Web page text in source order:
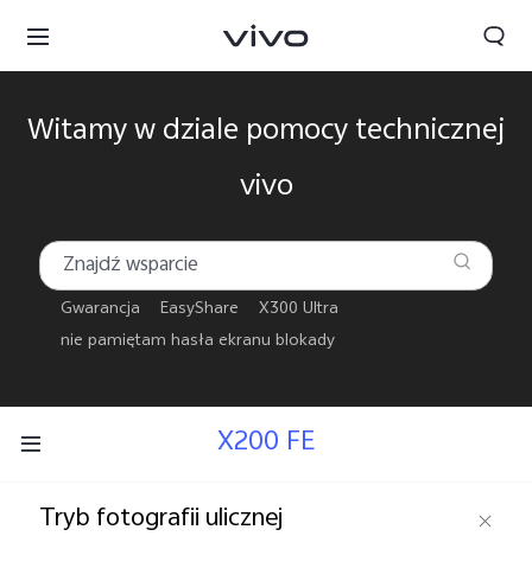
Witamy w dziale pomocy technicznej
vivo
Gwarancja EasyShare
X300 Ultra
nie pamiętam hasła ekranu blokady
X200 FE
Tryb fotografii ulicznej